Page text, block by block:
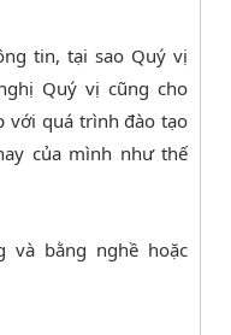
tin, tại sao Quý vị
Quý vị cũng cho
với quá trình đào tạo
của mình như thế
và bằng nghề hoặc